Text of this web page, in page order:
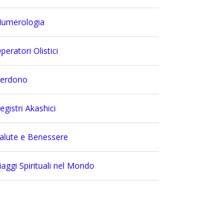
Olistici
Akashici
e Benessere
Spirituali nel Mondo